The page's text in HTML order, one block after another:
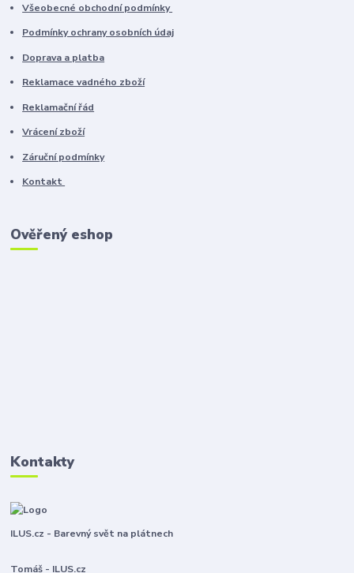
Všeobecné obchodní podmínky
Podmínky ochrany osobních údaj
Doprava a platba
Reklamace vadného zboží
Reklamační řád
Vrácení zboží
Záruční podmínky
Kontakt
Ověřený eshop
Kontakty
ILUS.cz - Barevný svět na plátnech
Tomáš - ILUS.cz